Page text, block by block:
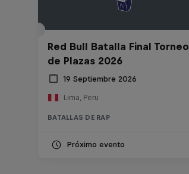
Red Bull Batalla Final Torneo
de Plazas 2026
19 Septiembre 2026
Lima, Peru
BATALLAS DE RAP
Próximo evento